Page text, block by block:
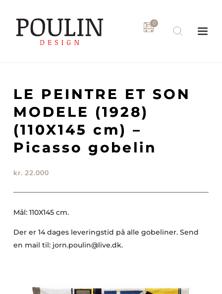
indhold
LE PEINTRE ET SON
MODELE (1928)
(110X145 cm) –
Picasso gobelin
kr. 22.000
Mål: 110X145 cm.
Der er 14 dages leveringstid på alle gobeliner. Send
en mail til: jorn.poulin@live.dk.